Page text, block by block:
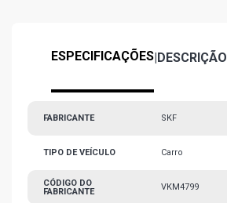
ESPECIFICAÇÕES|DESCRIÇÃO
FABRICANTE SKF
TIPO DE VEÍCULO Carro
CÓDIGO DO
FABRICANTE
VKM4799